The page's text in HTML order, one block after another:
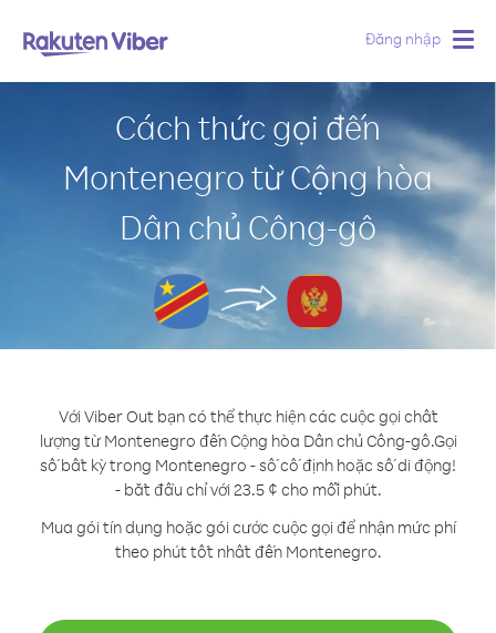
Đăng nhập
Cách thức gọi đến
Montenegro từ Cộng hòa
Dân chủ Công-gô
Với Viber Out bạn có thể thực hiện các cuộc gọi chất
lượng từ Montenegro đến Cộng hòa Dân chủ Công-gô.Gọi
số bất kỳ trong Montenegro - số cố định hoặc số di động!
- bắt đầu chỉ với 23.5 ¢ cho mỗi phút.
Mua gói tín dụng hoặc gói cước cuộc gọi để nhận mức phí
theo phút tốt nhất đến Montenegro.